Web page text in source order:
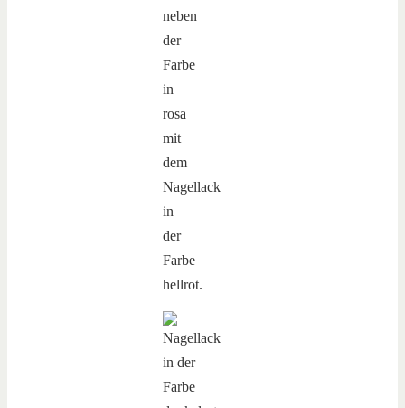
neben
der
Farbe
in
rosa
mit
dem
Nagellack
in
der
Farbe
hellrot.